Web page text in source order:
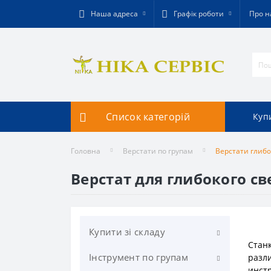
Наша адреса Графік роботи Про
Список категорій
Головна Верстати по групам Верстати
Верстат для глибокого
Купити зі складу
Фрезерування
Інструмент по групам